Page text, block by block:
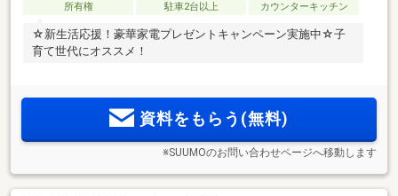
所有権
駐車2台以上 カウンターキッチン
☆新生活応援！豪華家電プレゼントキャンペーン実施中☆子
育て世代にオススメ！
資料をもらう(無料)
※SUUMOのお問い合わせページへ移動します